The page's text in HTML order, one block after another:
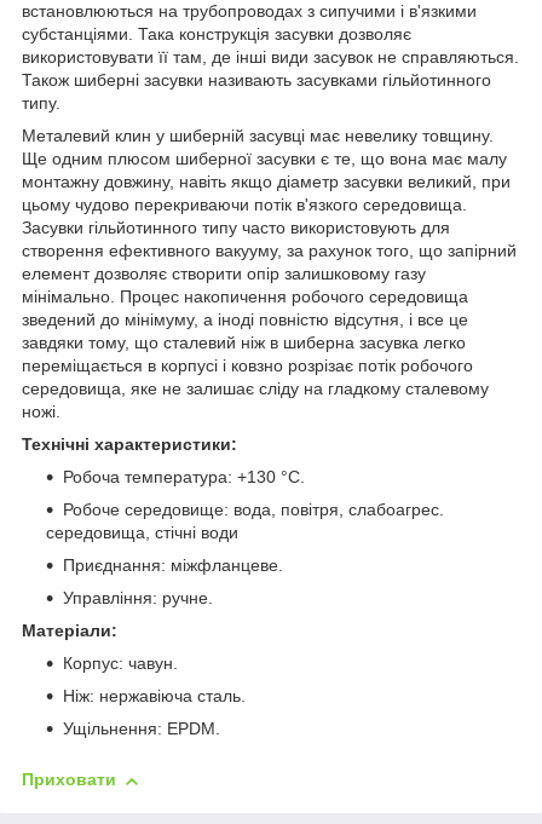
встановлюються на трубопроводах з сипучими і в'язкими
субстанціями. Така конструкція засувки дозволяє
використовувати її там, де інші види засувок не справляються.
Також шиберні засувки називають засувками гільйотинного
типу.
Металевий клин у шиберній засувці має невелику товщину.
Ще одним плюсом шиберної засувки є те, що вона має малу
монтажну довжину, навіть якщо діаметр засувки великий, при
цьому чудово перекриваючи потік в'язкого середовища.
Засувки гільйотинного типу часто використовують для
створення ефективного вакууму, за рахунок того, що запірний
елемент дозволяє створити опір залишковому газу
мінімально. Процес накопичення робочого середовища
зведений до мінімуму, а іноді повністю відсутня, і все це
завдяки тому, що сталевий ніж в шиберна засувка легко
переміщається в корпусі і ковзно розрізає потік робочого
середовища, яке не залишає сліду на гладкому сталевому
ножі.
Технічні характеристики:
Робоча температура: +130 °C.
Робоче середовище: вода, повітря, слабоагрес.
середовища, стічні води
Приєднання: міжфланцеве.
Управління: ручне.
Матеріали:
Корпус: чавун.
Ніж: нержавіюча сталь.
Ущільнення: EPDM.
Приховати